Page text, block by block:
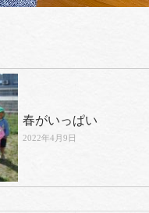
春がいっぱい
2022年4月9日